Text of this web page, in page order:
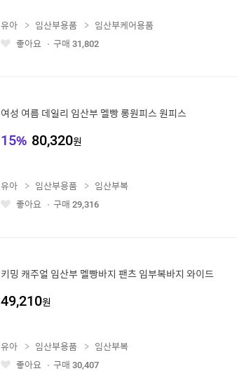
좋
유아 임산부용품
임산부케어용품
좋아요
구매 31,802
여성 여름 데일리 임산부 멜빵 롱원피스 원피스
15% 80,320원
좋
유아 임산부용품
임산부복
좋아요
구매 29,316
키밍 캐주얼 임산부 멜빵바지 팬츠 임부복바지 와이드
49,210원
좋
유아 임산부용품
임산부복
좋아요
구매 30,407